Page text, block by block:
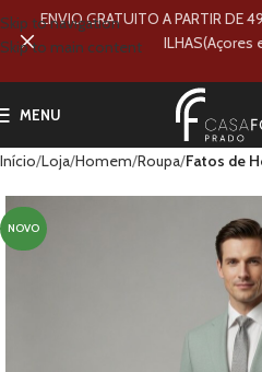
Skip to navigation
Skip to main content
MENU
Início Loja Homem Roupa Fatos de
NOVO
ENVIO GRATUITO A PARTIR DE
ILHAS(Açores